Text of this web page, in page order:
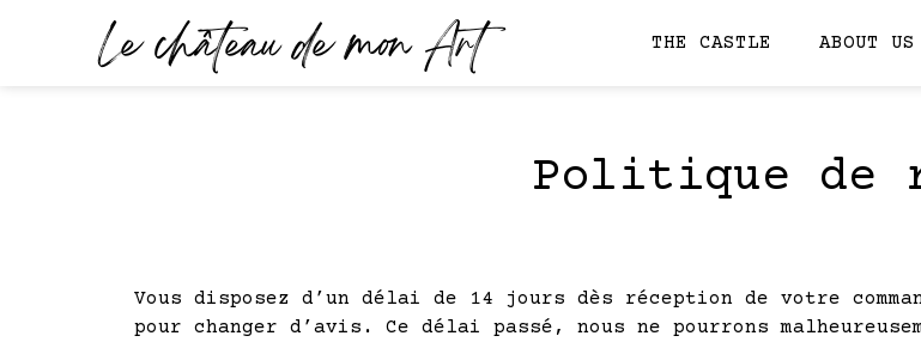
Le château de mon Art THE CASTLE ABOUT US
Politique de
Vous disposez d’un délai de 14 jours dès réception de votre
pour changer d’avis. Ce délai passé, nous ne pourrons